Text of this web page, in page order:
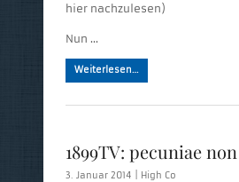
hier nachzulesen)
Nun …
Weiterlesen…
1899TV: pecuniae
3. Januar 2014 | High Co